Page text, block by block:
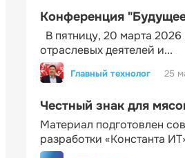
Конференция
В пятницу, 20 марта
отраслевых деятелей и...
Главный технолог 25
Честный знак для
Материал подготовлен
разработки «Константа